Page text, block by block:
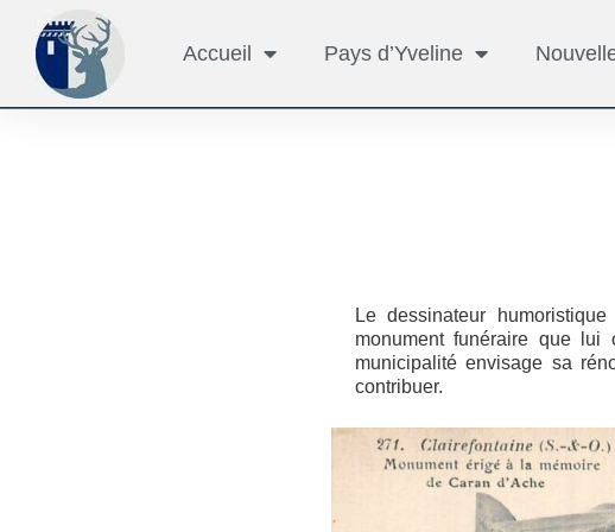
Accueil Pays d’Yveline
Le dessinateur
monument funéraire que
municipalité envisage sa
contribuer.